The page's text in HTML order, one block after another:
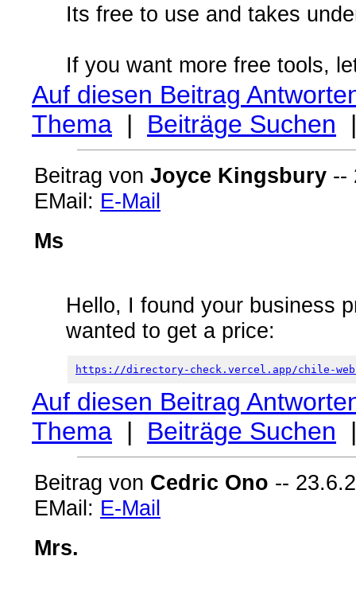
Its free to use and takes
If you want more free tools,
Auf diesen Beitrag
Thema | Beiträge Suchen
Beitrag von Joyce Kingsbury --
EMail: E-Mail
Ms
Hello, I found your business
wanted to get a price:
https://directory-check.vercel.app/chile-
Auf diesen Beitrag
Thema | Beiträge Suchen
Beitrag von Cedric Ono --
EMail: E-Mail
Mrs.